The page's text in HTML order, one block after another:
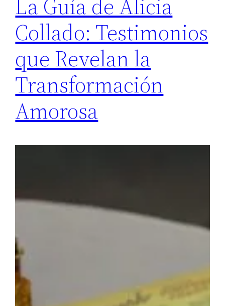
La Guía de Alicia
Collado: Testimonios
que Revelan la
Transformación
Amorosa